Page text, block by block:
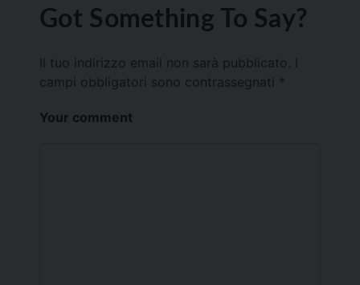
Got Something To Say?
Il tuo indirizzo email non sarà pubblicato.
campi obbligatori sono contrassegnati *
Your comment